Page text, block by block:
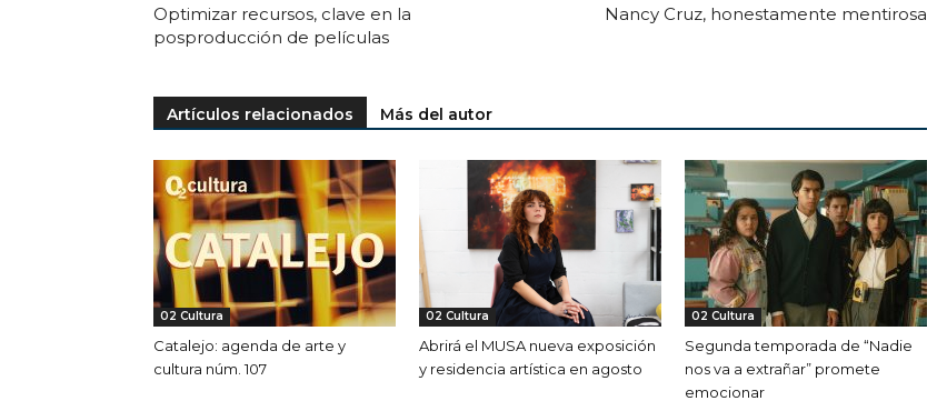
Optimizar recursos, clave en la
posproducción de películas
Nancy Cruz, honestamente mentirosa
Artículos relacionados Más del autor
02 Cultura
Catalejo: agenda de arte y
cultura núm. 107
02 Cultura
Abrirá el MUSA nueva exposición
y residencia artística en agosto
02 Cultura
Segunda temporada de “Nadie
nos va a extrañar” promete
emocionar